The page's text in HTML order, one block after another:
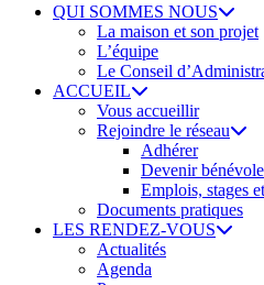
QUI SOMMES NOUS
La maison et son projet
L’équipe
Le Conseil
ACCUEIL
Vous accueillir
Rejoindre le réseau
Adhérer
Devenir bénévole
Emplois, stages
Documents pratiques
LES RENDEZ-VOUS
Actualités
Agenda